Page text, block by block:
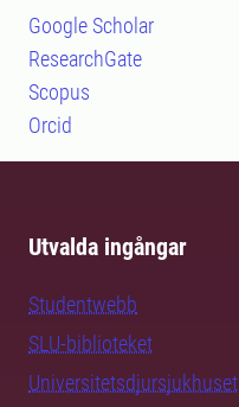
Google Scholar
ResearchGate
Scopus
Orcid
Utvalda ingångar
Studentwebb
SLU-biblioteket
Universitetsdjursjukhuset